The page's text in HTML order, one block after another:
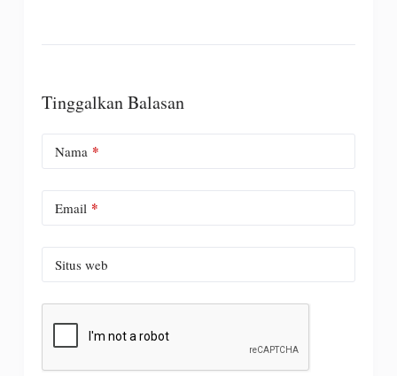
Tinggalkan Balasan
Nama*
Email*
Situs web